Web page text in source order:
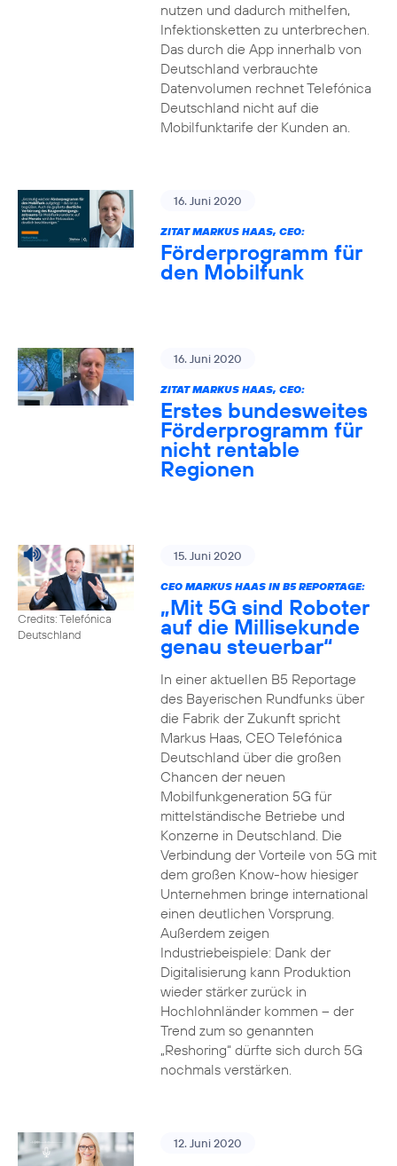
nutzen und dadurch mithelfen,
Infektionsketten zu unterbrechen.
Das durch die App innerhalb von
Deutschland verbrauchte
Datenvolumen rechnet Telefónica
Deutschland nicht auf die
Mobilfunktarife der Kunden an.
16. Juni 2020
ZITAT MARKUS HAAS, CEO:
Förderprogramm für
den Mobilfunk
16. Juni 2020
ZITAT MARKUS HAAS, CEO:
Erstes bundesweites
Förderprogramm für
nicht rentable
Regionen
Credits: Telefónica
Deutschland
15. Juni 2020
CEO MARKUS HAAS IN B5 REPORTAGE:
„Mit 5G sind Roboter
auf die Millisekunde
genau steuerbar“
In einer aktuellen B5 Reportage
des Bayerischen Rundfunks über
die Fabrik der Zukunft spricht
Markus Haas, CEO Telefónica
Deutschland über die großen
Chancen der neuen
Mobilfunkgeneration 5G für
mittelständische Betriebe und
Konzerne in Deutschland. Die
Verbindung der Vorteile von 5G mit
dem großen Know-how hiesiger
Unternehmen bringe international
einen deutlichen Vorsprung.
Außerdem zeigen
Industriebeispiele: Dank der
Digitalisierung kann Produktion
wieder stärker zurück in
Hochlohnländer kommen – der
Trend zum so genannten
„Reshoring“ dürfte sich durch 5G
nochmals verstärken.
12. Juni 2020